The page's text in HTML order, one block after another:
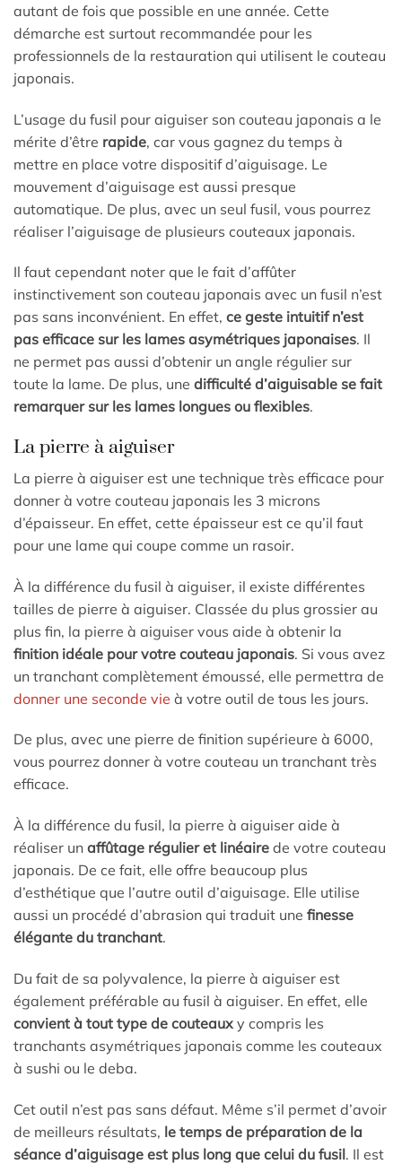
autant de fois que possible en une année. Cette
démarche est surtout recommandée pour les
professionnels de la restauration qui utilisent le couteau
japonais.
L’usage du fusil pour aiguiser son couteau japonais a le
mérite d’être rapide, car vous gagnez du temps à
mettre en place votre dispositif d’aiguisage. Le
mouvement d’aiguisage est aussi presque
automatique. De plus, avec un seul fusil, vous pourrez
réaliser l’aiguisage de plusieurs couteaux japonais.
Il faut cependant noter que le fait d’affûter
instinctivement son couteau japonais avec un fusil n’est
pas sans inconvénient. En effet, ce geste intuitif n’est
pas efficace sur les lames asymétriques japonaises. Il
ne permet pas aussi d’obtenir un angle régulier sur
toute la lame. De plus, une difficulté d’aiguisable se fait
remarquer sur les lames longues ou flexibles.
La pierre à aiguiser
La pierre à aiguiser est une technique très efficace pour
donner à votre couteau japonais les 3 microns
d’épaisseur. En effet, cette épaisseur est ce qu’il faut
pour une lame qui coupe comme un rasoir.
À la différence du fusil à aiguiser, il existe différentes
tailles de pierre à aiguiser. Classée du plus grossier au
plus fin, la pierre à aiguiser vous aide à obtenir la
finition idéale pour votre couteau japonais. Si vous avez
un tranchant complètement émoussé, elle permettra de
donner une seconde vie à votre outil de tous les jours.
De plus, avec une pierre de finition supérieure à 6000,
vous pourrez donner à votre couteau un tranchant très
efficace.
À la différence du fusil, la pierre à aiguiser aide à
réaliser un affûtage régulier et linéaire de votre couteau
japonais. De ce fait, elle offre beaucoup plus
d’esthétique que l’autre outil d’aiguisage. Elle utilise
aussi un procédé d’abrasion qui traduit une finesse
élégante du tranchant.
Du fait de sa polyvalence, la pierre à aiguiser est
également préférable au fusil à aiguiser. En effet, elle
convient à tout type de couteaux y compris les
tranchants asymétriques japonais comme les couteaux
à sushi ou le deba.
Cet outil n’est pas sans défaut. Même s’il permet d’avoir
de meilleurs résultats, le temps de préparation de la
séance d’aiguisage est plus long que celui du fusil. Il est